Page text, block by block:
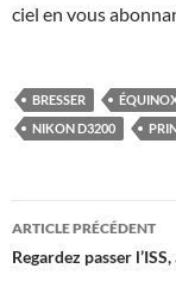
ciel en vous
BRESSER
NIKON D3200
Navigation
des
ARTICLE PRÉCÉDENT
Regardez passer